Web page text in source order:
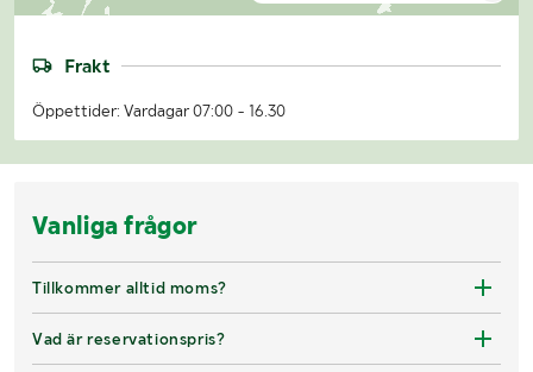
Frakt
Öppettider: Vardagar 07:00 - 16.30
Vanliga frågor
Tillkommer alltid moms?
Vad är reservationspris?